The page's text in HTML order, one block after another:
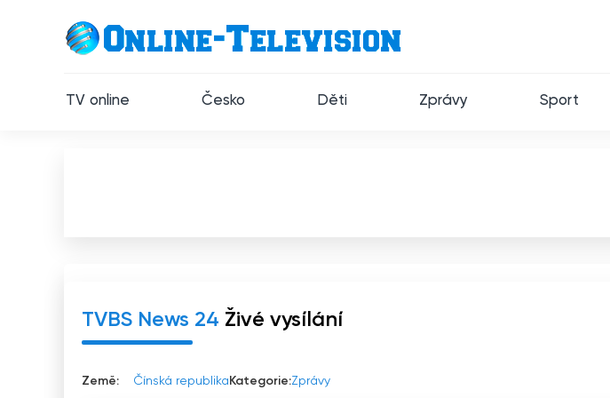
TV online Česko Děti Zprávy Sport
TVBS News 24 Živé vysílání
Země: Čínská republika Kategorie:Zprávy